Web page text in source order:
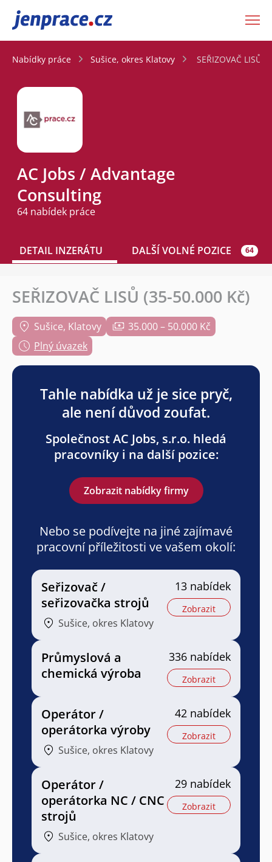
JenPráce.cz
Nabídky práce Sušice, okres Klatovy SEŘIZOVAČ LISŮ
AC Jobs / Advantage
Consulting
64 nabídek práce
DETAIL INZERÁTU DALŠÍ VOLNÉ POZICE 64
SEŘIZOVAČ LISŮ (35-50.000 Kč)
Sušice, Klatovy
35.000 – 50.000 Kč
Plný úvazek
Tahle nabídka už je sice pryč,
ale není důvod zoufat.
Společnost AC Jobs, s.r.o. hledá
pracovníky i na další pozice:
Zobrazit nabídky firmy
Nebo se podívejte na jiné zajímavé
pracovní příležitosti ve vašem okolí:
Seřizovač /
seřizovačka strojů
Sušice, okres Klatovy
13 nabídek
Zobrazit
Průmyslová a
chemická výroba
336 nabídek
Zobrazit
Operátor /
operátorka výroby
Sušice, okres Klatovy
42 nabídek
Zobrazit
Operátor /
operátorka NC / CNC
strojů
Sušice, okres Klatovy
29 nabídek
Zobrazit